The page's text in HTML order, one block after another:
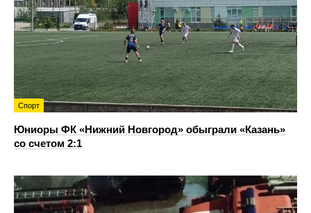
Спорт
Юниоры ФК «Нижний Новгород» обыграли «Казань»
со счетом 2:1